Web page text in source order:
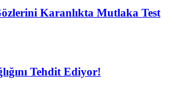
Karanlıkta Mutlaka Test
Tehdit Ediyor!